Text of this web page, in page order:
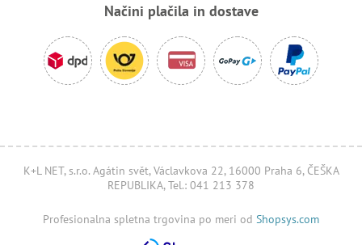
Načini plačila in dostave
K+L NET, s.r.o. Agátin svět, Václavkova 22, 16000 Praha 6, ČEŠKA
REPUBLIKA, Tel.: 041 213 378
Profesionalna spletna trgovina po meri od Shopsys.com